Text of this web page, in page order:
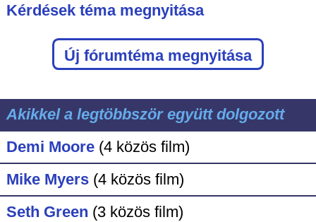
Kérdések téma megnyitása
Új fórumtéma megnyitása
Akikkel a legtöbbször együtt dolgozott
Demi Moore (4 közös film)
Mike Myers (4 közös film)
Seth Green (3 közös film)